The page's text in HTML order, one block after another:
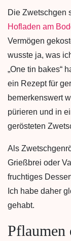
Die Zwetschgen
Hofladen am
Vermögen
wusste ja, was
„One tin bakes“
ein Rezept für
bemerkenswert
pürieren und in
gerösteten
Als
Grießbrei oder
fruchtiges
Ich habe daher
gehabt.
Pflaumen